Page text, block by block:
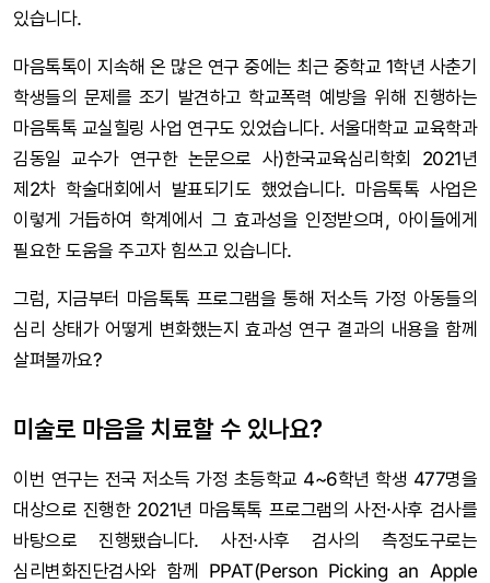
있습니다.
마음톡톡이 지속해 온 많은 연구 중에는 최근 중학교 1학년 사춘기
학생들의 문제를 조기 발견하고 학교폭력 예방을 위해 진행하는
마음톡톡 교실힐링 사업 연구도 있었습니다. 서울대학교 교육학과
김동일 교수가 연구한 논문으로 사)한국교육심리학회 2021년
제2차 학술대회에서 발표되기도 했었습니다. 마음톡톡 사업은
이렇게 거듭하여 학계에서 그 효과성을 인정받으며, 아이들에게
필요한 도움을 주고자 힘쓰고 있습니다.
그럼, 지금부터 마음톡톡 프로그램을 통해 저소득 가정 아동들의
심리 상태가 어떻게 변화했는지 효과성 연구 결과의 내용을 함께
살펴볼까요?
미술로 마음을 치료할 수 있나요?
이번 연구는 전국 저소득 가정 초등학교 4~6학년 학생 477명을
대상으로 진행한 2021년 마음톡톡 프로그램의 사전·사후 검사를
바탕으로 진행됐습니다. 사전·사후 검사의 측정도구로는
심리변화진단검사와 함께 PPAT(Person Picking an Apple